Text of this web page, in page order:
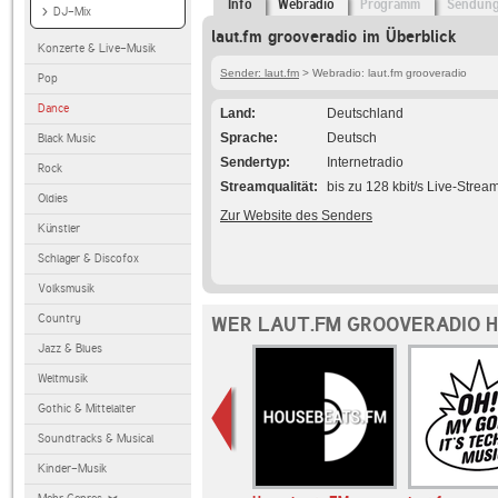
DJ-Mix
Konzerte & Live-Musik
Pop
Dance
Black Music
Rock
Oldies
Künstler
Schlager & Discofox
Volksmusik
Country
Jazz & Blues
Weltmusik
Gothic & Mittelalter
Soundtracks & Musical
Kinder-Musik
Info Webradio Programm
laut.fm grooveradio im Überblick
Sender: laut.fm > Webradio: laut.fm grooveradio
Land
Deutschland
Sprache
Deutsch
Sendertyp
Internetradio
Streamqualität
bis zu 128 kbit/s Live-
Zur Website des Senders
WER LAUT.FM GROOVERADIO